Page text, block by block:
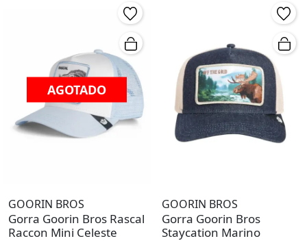
AGOTADO
GOORIN BROS
Gorra Goorin Bros Rascal
Raccon Mini Celeste
GOORIN BROS
Gorra Goorin Bros
Staycation Marino